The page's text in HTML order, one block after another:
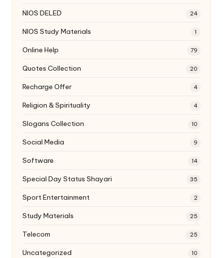
NIOS DELED 24
NIOS Study Materials 1
Online Help 79
Quotes Collection 20
Recharge Offer 4
Religion & Spirituality 4
Slogans Collection 10
Social Media 9
Software 14
Special Day Status Shayari 35
Sport Entertainment 2
Study Materials 25
Telecom 25
Uncategorized 10